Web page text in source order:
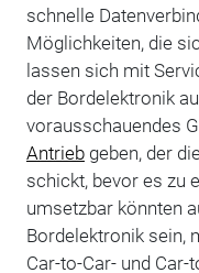
schnelle
Möglichkeiten, die
lassen sich mit
der Bordelektronik
vorausschauendes
Antriebgeben, der
schickt, bevor es zu
umsetzbar könnten
Bordelektronik sein,
Car-to-Car- und